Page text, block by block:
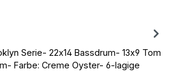
Serie- 22x14 Bassdrum- 13x9 Tom
Farbe: Creme Oyster- 6-lagige